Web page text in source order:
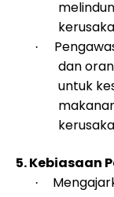
·
dan
untuk
5. Kebiasaan
·